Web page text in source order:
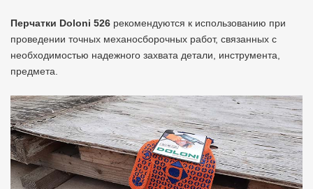
Перчатки Doloni 526 рекомендуются к использованию при
проведении точных механосборочных работ, связанных с
необходимостью надежного захвата детали, инструмента,
предмета.